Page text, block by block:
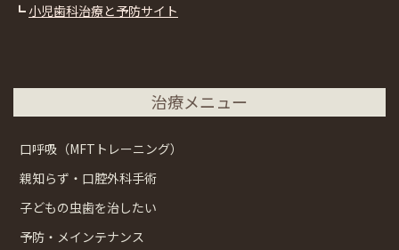
┗ 小児歯科治療と予防サイト
治療メニュー
口呼吸（MFTトレーニング）
親知らず・口腔外科手術
子どもの虫歯を治したい
予防・メインテナンス